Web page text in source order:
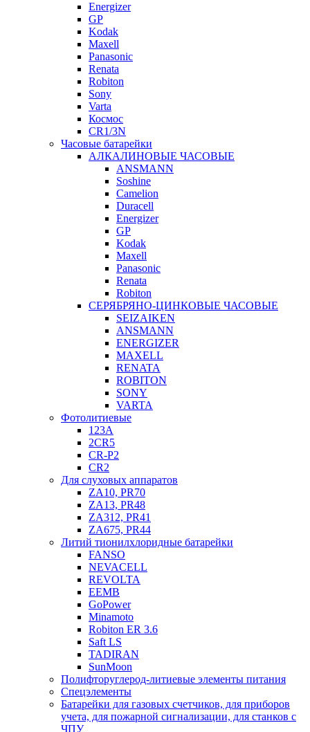
Energizer
GP
Kodak
Maxell
Panasonic
Renata
Robiton
Sony
Varta
Космос
CR1/3N
Часовые батарейки
АЛКАЛИНОВЫЕ ЧАСОВЫЕ
ANSMANN
Soshine
Camelion
Duracell
Energizer
GP
Kodak
Maxell
Panasonic
Renata
Robiton
СЕРЯБРЯНО-ЦИНКОВЫЕ ЧАСОВЫЕ
SEIZAIKEN
ANSMANN
ENERGIZER
MAXELL
RENATA
ROBITON
SONY
VARTA
Фотолитиевые
123A
2CR5
CR-P2
CR2
Для слуховых аппаратов
ZA10, PR70
ZA13, PR48
ZA312, PR41
ZA675, PR44
Литий тионилхлоридные батарейки
FANSO
NEVACELL
REVOLTA
EEMB
GoPower
Minamoto
Robiton ER 3.6
Saft LS
TADIRAN
SunMoon
Полифторуглерод-литиевые элементы питания
Спецэлементы
Батарейки для газовых счетчиков, для приборов
учета, для пожарной сигнализации, для станков с
ЧПУ